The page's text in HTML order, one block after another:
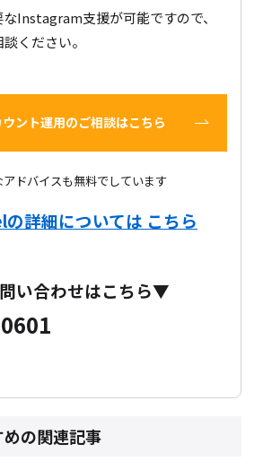
Instagram支援が可能ですので、
ください。
ント運用のご相談はこちら
アドバイスも無料でしています
詳細については こちら
い合わせはこちら▼
の関連記事